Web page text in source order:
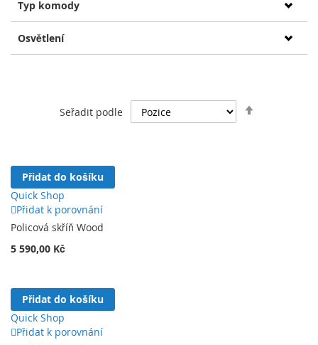
Seřadit podle
Přidat do košíku
Quick Shop
Přidat k porovnání
Policová skříň Wood
5 590,00 Kč
Přidat do košíku
Quick Shop
Přidat k porovnání
Typ komody
Osvětlení